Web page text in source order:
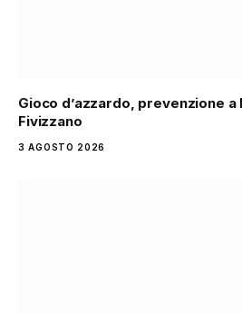
Gioco d’azzardo, prevenzione
Fivizzano
3 AGOSTO 2026